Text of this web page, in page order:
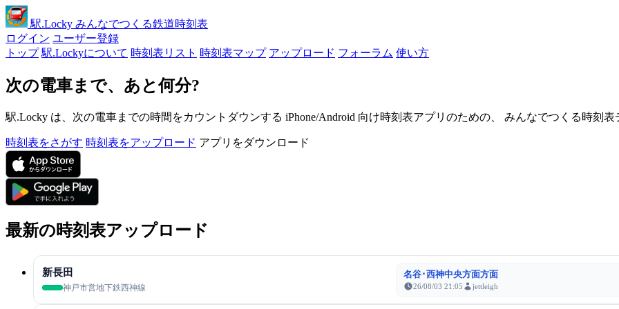
駅.Locky みんなでつくる鉄道時刻表
ログイン ユーザー登録
トップ 駅.Lockyについて 時刻表リスト 時刻表マップ アップロード フォーラム 使い方
次の電車まで、あと何分?
駅.Locky は、次の電車までの時間をカウントダウンする iPhone/Android 向け時刻表アプリのための、 みんなでつくる時刻表
時刻表をさがす 時刻表をアップロード アプリをダウンロード
最新の時刻表アップロード
新長田
神戸市営地下鉄西神線
名谷･西神中央方面方面
26/08/03 21:05 jettleigh